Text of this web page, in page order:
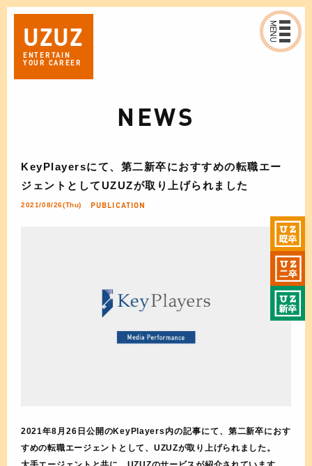
UZUZ
ENTERTAIN
YOUR CAREER
MENU
NEWS
KeyPlayersにて、第二新卒におすすめの転職エー
ジェントとしてUZUZが取り上げられました
2021/08/26(Thu) PUBLICATION
2021年8月26日公開のKeyPlayers内の記事にて、第二新卒におす
すめの転職エージェントとして、UZUZが取り上げられました。